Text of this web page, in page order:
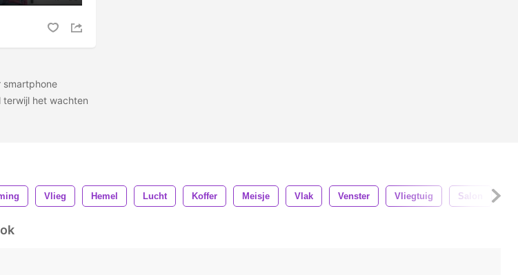
smartphone
het wachten
Vlieg Hemel Lucht Koffer Meisje Vlak Venster Vliegtuig Salon